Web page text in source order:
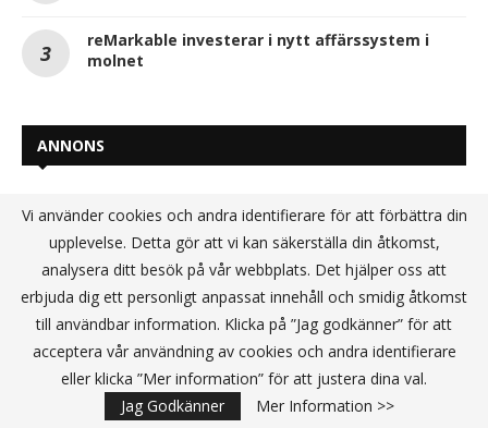
reMarkable investerar i nytt affärssystem i
molnet
ANNONS
Vi använder cookies och andra identifierare för att förbättra din
upplevelse. Detta gör att vi kan säkerställa din åtkomst,
analysera ditt besök på vår webbplats. Det hjälper oss att
erbjuda dig ett personligt anpassat innehåll och smidig åtkomst
till användbar information. Klicka på ”Jag godkänner” för att
acceptera vår användning av cookies och andra identifierare
eller klicka ”Mer information” för att justera dina val.
Jag Godkänner
Mer Information >>